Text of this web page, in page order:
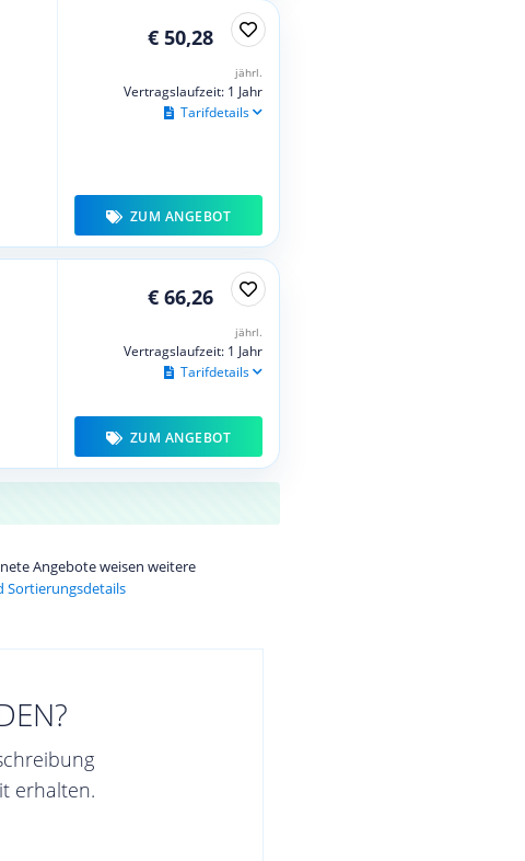
€ 50,28
jährl.
Vertragslaufzeit: 1 Jahr
Tarifdetails
ZUM ANGEBOT
€ 66,26
jährl.
Vertragslaufzeit: 1 Jahr
Tarifdetails
ZUM ANGEBOT
Angebote weisen weitere
Sortierungsdetails
erhalten.